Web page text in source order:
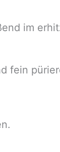
im
fein